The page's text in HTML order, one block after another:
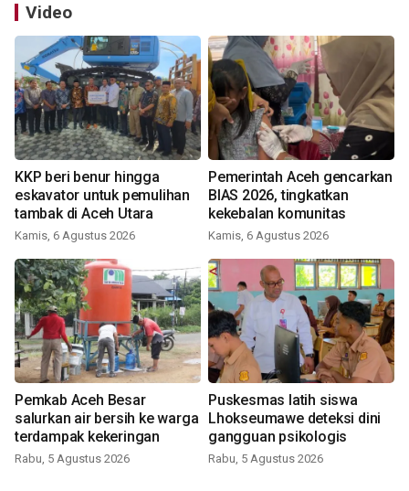
Video
KKP beri benur hingga
eskavator untuk pemulihan
tambak di Aceh Utara
Kamis, 6 Agustus 2026
Pemerintah Aceh gencarkan
BIAS 2026, tingkatkan
kekebalan komunitas
Kamis, 6 Agustus 2026
Pemkab Aceh Besar
salurkan air bersih ke warga
terdampak kekeringan
Rabu, 5 Agustus 2026
Puskesmas latih siswa
Lhokseumawe deteksi dini
gangguan psikologis
Rabu, 5 Agustus 2026